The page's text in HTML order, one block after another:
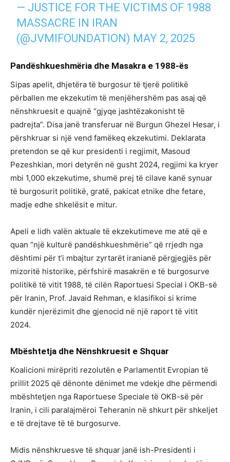
— JUSTICE FOR THE VICTIMS OF 1988
MASSACRE IN IRAN
(@JVMIFOUNDATION) MAY 2, 2025
Pandëshkueshmëria dhe Masakra e 1988-ës
Sipas apelit, dhjetëra të burgosur të tjerë politikë
përballen me ekzekutim të menjëhershëm pas asaj që
nënshkruesit e quajnë “gjyqe jashtëzakonisht të
padrejta”. Disa janë transferuar në Burgun Ghezel Hesar, i
përshkruar si një vend famëkeq ekzekutimi. Deklarata
pretendon se që kur presidenti i regjimit, Masoud
Pezeshkian, mori detyrën në gusht 2024, regjimi ka kryer
mbi 1,000 ekzekutime, shumë prej të cilave kanë synuar
të burgosurit politikë, gratë, pakicat etnike dhe fetare,
madje edhe shkelësit e mitur.
Apeli e lidh valën aktuale të ekzekutimeve me atë që e
quan “një kulturë pandëshkueshmërie” që rrjedh nga
dështimi për t’i mbajtur zyrtarët iranianë përgjegjës për
mizoritë historike, përfshirë masakrën e të burgosurve
politikë të vitit 1988, të cilën Raportuesi Special i OKB-së
për Iranin, Prof. Javaid Rehman, e klasifikoi si krime
kundër njerëzimit dhe gjenocid në një raport të vitit
2024.
Mbështetja dhe Nënshkruesit e Shquar
Koalicioni mirëpriti rezolutën e Parlamentit Evropian të
prillit 2025 që dënonte dënimet me vdekje dhe përmendi
mbështetjen nga Raportuese Speciale të OKB-së për
Iranin, i cili paralajmëroi Teheranin në shkurt për shkeljet
e të drejtave të të burgosurve.
Midis nënshkruesve të shquar janë ish-Presidenti i